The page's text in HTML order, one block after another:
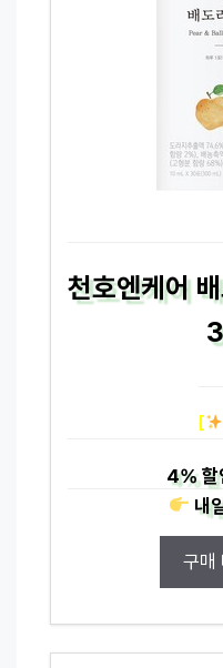
천호엔케어
[
4%할
내
구매